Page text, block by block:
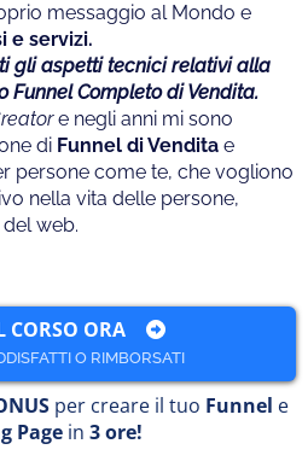
messaggio al Mondo e
e servizi.
gli aspetti tecnici relativi alla
Funnel Completo di Vendita.
e negli anni mi sono
di Funnel di Vendita e
persone come te, che vogliono
nella vita delle persone,
web.
CORSO ORA
O RIMBORSATI
per creare il tuo Funnel e
Pagein 3 ore!